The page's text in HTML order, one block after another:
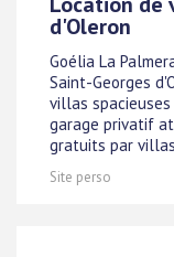
d'Oleron
Goélia La
Saint-Georges
villas
garage privatif
gratuits par
Site perso